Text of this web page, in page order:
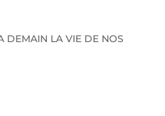
DEMAIN LA VIE DE NOS